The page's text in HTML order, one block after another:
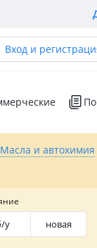
Вход и
Масла и автохимия
y новая